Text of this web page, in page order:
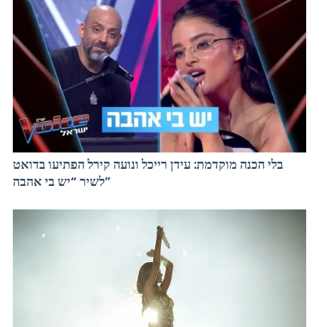
בלי הכנה מוקדמת: עידן רייכל ונועה קירל הפתיעו בדואט
לשיר “יש בי אהבה”